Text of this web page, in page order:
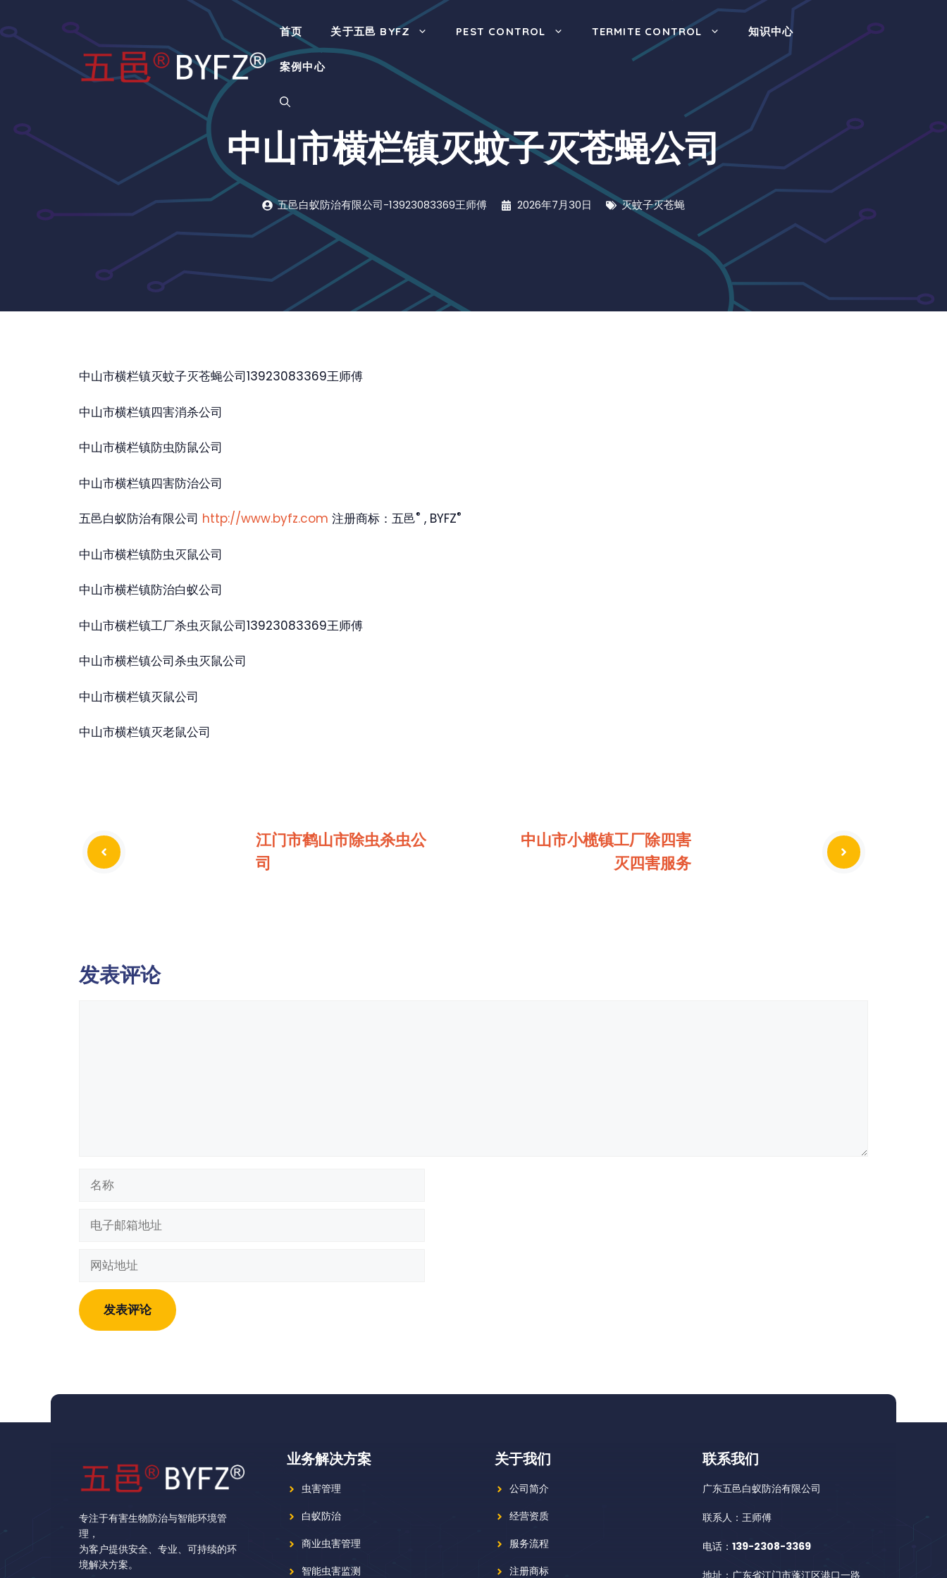
至
内
首页 关于五邑 BYFZ PEST CONTROL TERMITE CONTROL 知识中心
案例中心
中山市横栏镇灭蚊子灭苍蝇公司
五邑白蚁防治有限公司-13923083369王师傅 2026年7月30日 灭蚊子灭苍蝇
中山市横栏镇灭蚊子灭苍蝇公司13923083369王师傅
中山市横栏镇四害消杀公司
中山市横栏镇防虫防鼠公司
中山市横栏镇四害防治公司
五邑白蚁防治有限公司 http://www.byfz.com 注册商标：五邑® , BYFZ®
中山市横栏镇防虫灭鼠公司
中山市横栏镇防治白蚁公司
中山市横栏镇工厂杀虫灭鼠公司13923083369王师傅
中山市横栏镇公司杀虫灭鼠公司
中山市横栏镇灭鼠公司
中山市横栏镇灭老鼠公司
江门市鹤山市除虫杀虫公
司
中山市小榄镇工厂除四害
灭四害服务
发表评论
地
址
地
址
专注于有害生物防治与智能环境管
理，
为客户提供安全、专业、可持续的环
境解决方案。
业务解决方案
虫害管理
白蚁防治
商业虫害管理
智能虫害监测
关于我们
公司简介
经营资质
服务流程
注册商标
联系我们
广东五邑白蚁防治有限公司
联系人：王师傅
电话： 139-2308-3369
地址：广东省江门市蓬江区港口一路